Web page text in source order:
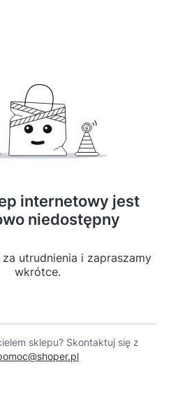
internetowy jest
niedostępny
utrudnienia i zapraszamy
wkrótce.
sklepu? Skontaktuj się z